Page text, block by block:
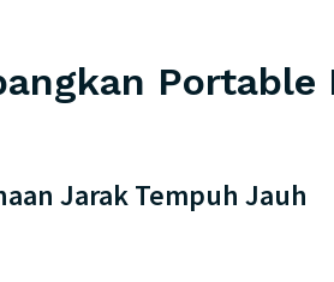
Jarak Tempuh Jauh